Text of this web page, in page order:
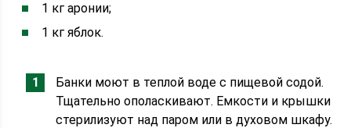
1 кг аронии;
1 кг яблок.
Банки моют в теплой воде с пищевой содой.
Тщательно ополаскивают. Емкости и крышки
стерилизуют над паром или в духовом шкафу.